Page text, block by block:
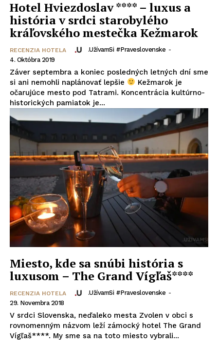
Hotel Hviezdoslav **** – luxus a
história v srdci starobylého
kráľovského mestečka Kežmarok
RECENZIA HOTELA .UžívamSi #praveslovenske -
4. Októbra 2019
Záver septembra a koniec posledných letných dní sme
si ani nemohli naplánovať lepšie
Kežmarok je
očarujúce mesto pod Tatrami. Koncentrácia kultúrno-
historických pamiatok je...
Miesto, kde sa snúbi história s
luxusom – The Grand Vígľaš****
RECENZIA HOTELA .UžívamSi #praveslovenske -
29. Novembra 2018
V srdci Slovenska, neďaleko mesta Zvolen v obci s
rovnomenným názvom leží zámocký hotel The Grand
Vígľaš****. My sme sa na toto miesto vybrali...